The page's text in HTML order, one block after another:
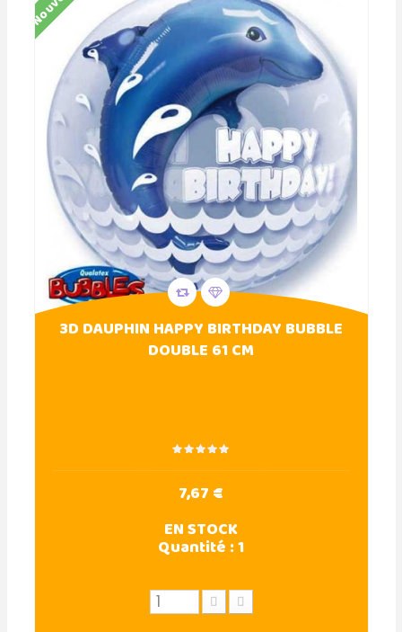
3D DAUPHIN HAPPY BIRTHDAY BUBBLE
DOUBLE 61 CM
7,67 €
EN STOCK
Quantité :1